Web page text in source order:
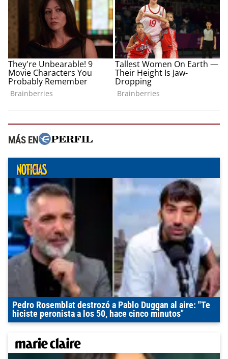
MÁS EN
Pedro Rosemblat destrozó a Pablo Duggan al aire: "Te
hiciste peronista a los 50, hace cinco minutos"